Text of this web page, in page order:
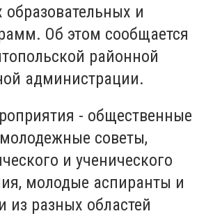
и
Об этом сообщается
районной
администрации.
- общественные
советы,
и ученического
молодые аспиранты и
из разных областей